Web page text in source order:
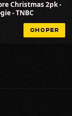
Christmas 2pk -
- TNBC
CHOPER